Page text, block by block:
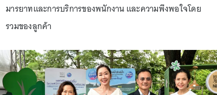
มารยาทและการบริการของพนักงาน และความพึงพอใจโดย
รวมของลูกค้า